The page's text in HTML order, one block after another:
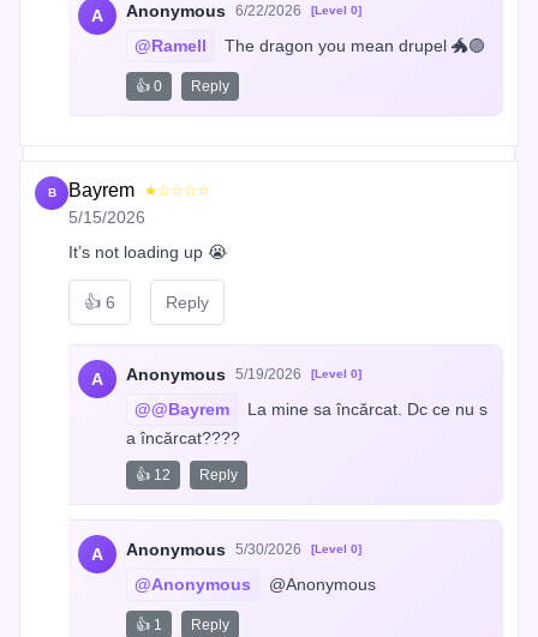
A Anonymous 6/22/2026 [Level 0]
@Ramell The dragon you mean drupel 🐲🟣
👍 0 Reply
B Bayrem ★☆☆☆☆
5/15/2026
It’s not loading up 😭
👍 6 Reply
A Anonymous 5/19/2026 [Level 0]
@@Bayrem
La mine sa încărcat. Dc ce nu s
a încărcat????
👍 12 Reply
A Anonymous 5/30/2026 [Level 0]
@Anonymous @Anonymous
👍 1 Reply